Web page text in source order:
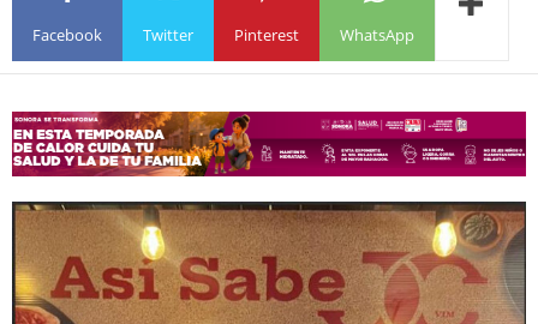
Facebook Twitter Pinterest WhatsApp